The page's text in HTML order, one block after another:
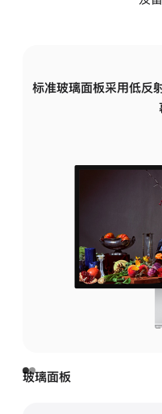
标准玻璃面板采用低反
玻璃面板